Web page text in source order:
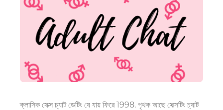
ক্লাসিক সেক্স চ্যাট ডেটিং যে যায় ফিরে 1998. পৃথক আছে সেক্সটিংচ্যাট